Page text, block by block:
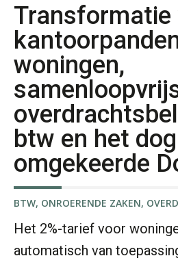
Transformatie
woningen,
btw en het
omgekeerde
BTW, ONROERENDE ZAKEN,
Het 2%-tarief voor
automatisch van
Amanda
mr.